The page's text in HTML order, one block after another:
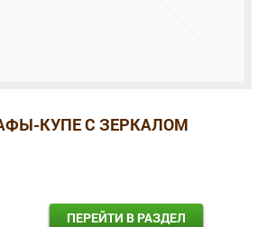
КУПЕ С ЗЕРКАЛОМ
ПЕРЕЙТИ В РАЗДЕЛ